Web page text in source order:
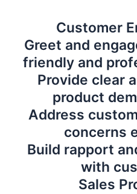
Customer
Greet and
friendly and
Provide clear
product
Address
concerns
Build rapport
with
Sales